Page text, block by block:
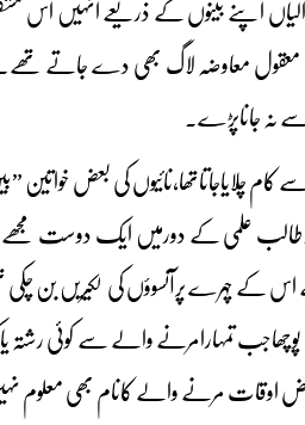
اپنے بینوں کے ذریعے انہیں اس
معقول معاوضہ لاگ بھی دے جاتے
نہ جاناپڑے۔
کی بعض خواتین
علمی کے دورمیں ایک دوست مجھے
اس کے چہرے پرآنسوؤں کی لکیریں بن
تمہارامرنے والے سے کوئی رشتہ
اوقات مرنے والے کانام بھی معلوم